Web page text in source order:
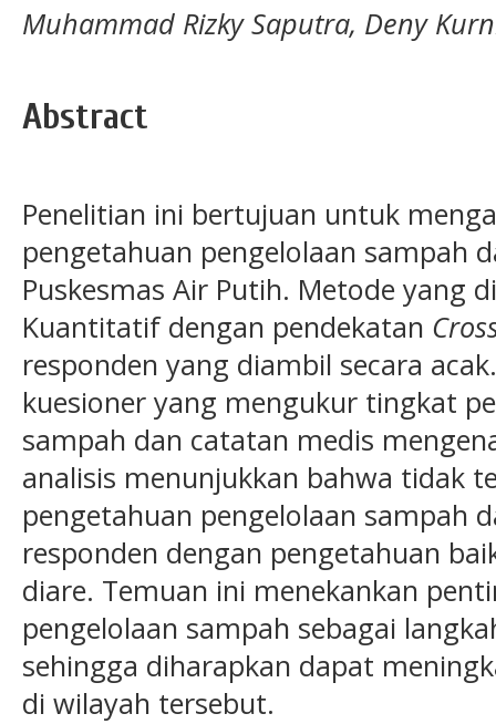
Muhammad Rizky Saputra, Deny
Abstract
Penelitian ini bertujuan untuk
pengetahuan pengelolaan sampah
Puskesmas Air Putih. Metode yang
Kuantitatif dengan pendekatan
responden yang diambil secara
kuesioner yang mengukur tingkat
sampah dan catatan medis
analisis menunjukkan bahwa tidak
pengetahuan pengelolaan sampah
responden dengan pengetahuan
diare. Temuan ini menekankan
pengelolaan sampah sebagai
sehingga diharapkan dapat
di wilayah tersebut.